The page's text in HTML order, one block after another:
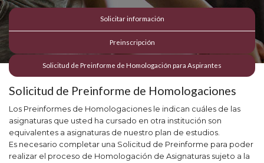
Solicitar información
Preinscripción
Solicitud de Preinforme de Homologación para Aspirantes
Solicitud de Preinforme de Homologaciones
Los Preinformes de Homologaciones le indican cuáles de las
asignaturas que usted ha cursado en otra institución son
equivalentes a asignaturas de nuestro plan de estudios.
Es necesario completar una Solicitud de Preinforme para poder
realizar el proceso de Homologación de Asignaturas sujeto a la